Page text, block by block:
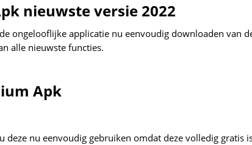
nieuwste versie 2022
ongelooflijke applicatie nu eenvoudig downloaden van
alle nieuwste functies.
Apk
nu eenvoudig gebruiken omdat deze volledig gratis